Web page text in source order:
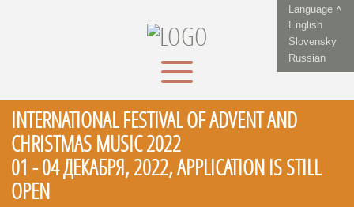
Language ˄
English
Slovensky
Russian
INTERNATIONAL FESTIVAL OF ADVENT AND
CHRISTMAS MUSIC 2022
01 - 04 ДЕКАБРЯ, 2022, APPLICATION IS STILL
OPEN